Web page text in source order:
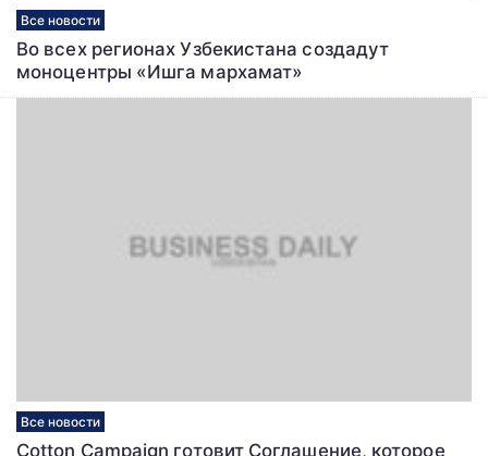
Все новости
Во всех регионах Узбекистана создадут
моноцентры «Ишга мархамат»
Все новости
Cotton Campaign готовит Соглашение, которое